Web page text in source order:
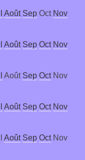
Août Sep Oct Nov
Août Sep Oct Nov
Août Sep Oct Nov
Août Sep Oct Nov
Août Sep Oct Nov